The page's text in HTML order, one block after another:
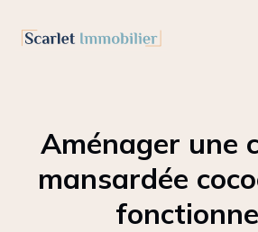
Aménager une
mansardée